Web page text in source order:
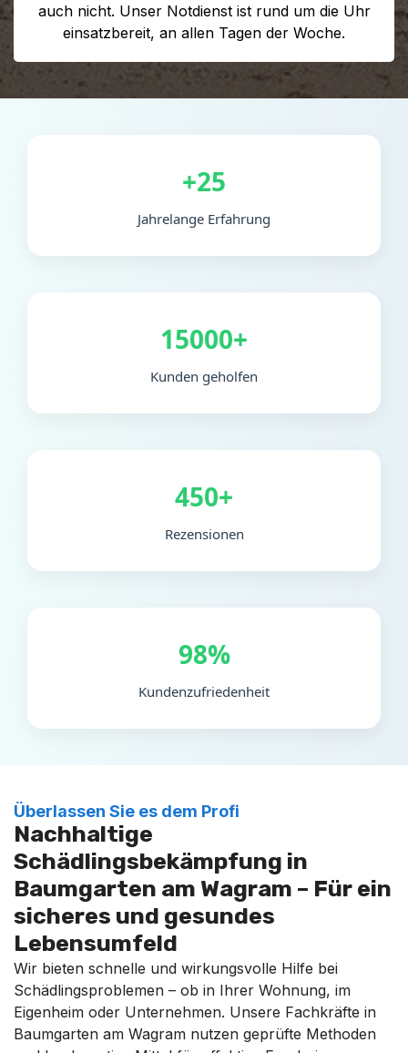
auch nicht. Unser Notdienst ist rund um die Uhr
einsatzbereit, an allen Tagen der Woche.
+25
Jahrelange Erfahrung
15000+
Kunden geholfen
450+
Rezensionen
98%
Kundenzufriedenheit
Überlassen Sie es dem Profi
Nachhaltige
Schädlingsbekämpfung in
Baumgarten am Wagram – Für ein
sicheres und gesundes
Lebensumfeld
Wir bieten schnelle und wirkungsvolle Hilfe bei
Schädlingsproblemen – ob in Ihrer Wohnung, im
Eigenheim oder Unternehmen. Unsere Fachkräfte in
Baumgarten am Wagram nutzen geprüfte Methoden